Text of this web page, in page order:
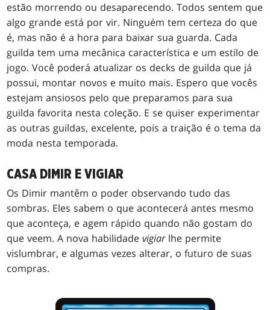
estão morrendo ou desaparecendo. Todos sentem que
algo grande está por vir. Ninguém tem certeza do que
é, mas não é a hora para baixar sua guarda. Cada
guilda tem uma mecânica característica e um estilo de
jogo. Você poderá atualizar os decks de guilda que já
possui, montar novos e muito mais. Espero que vocês
estejam ansiosos pelo que preparamos para sua
guilda favorita nesta coleção. E se quiser experimentar
as outras guildas, excelente, pois a traição é o tema da
moda nesta temporada.
CASA DIMIR E VIGIAR
Os Dimir mantêm o poder observando tudo das
sombras. Eles sabem o que acontecerá antes mesmo
que aconteça, e agem rápido quando não gostam do
que veem. A nova habilidadevigiarlhe permite
vislumbrar, e algumas vezes alterar, o futuro de suas
compras.